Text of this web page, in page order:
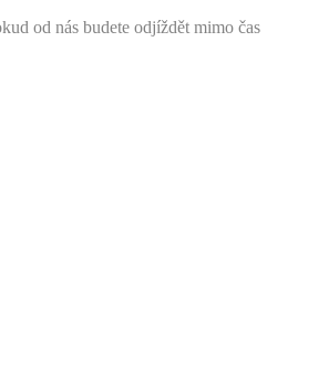
od nás budete odjíždět mimo čas